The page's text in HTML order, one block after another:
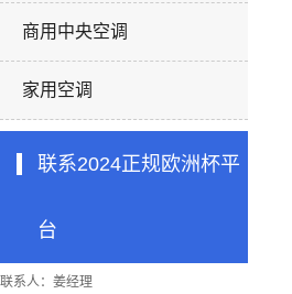
商用中央空调
家用空调
联系2024正规欧洲杯平
台
联系人：姜经理